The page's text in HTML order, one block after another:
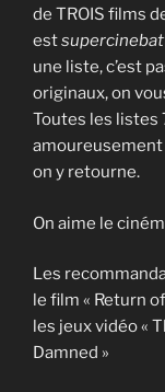
de TROIS films
est
une liste, c’est
originaux, on
Toutes les listes
amoureusement
on y retourne.
On aime le
Les
le film « Return
les jeux vidéo «
Damned »